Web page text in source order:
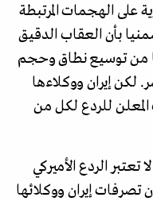
على الهجمات المرتبطة
بأن العقاب الدقيق
من توسيع نطاق وحجم
لكن إيران ووكلاءها
للردع لكل من
تعتبر الردع الأميركي
تصرفات إيران ووكلائها